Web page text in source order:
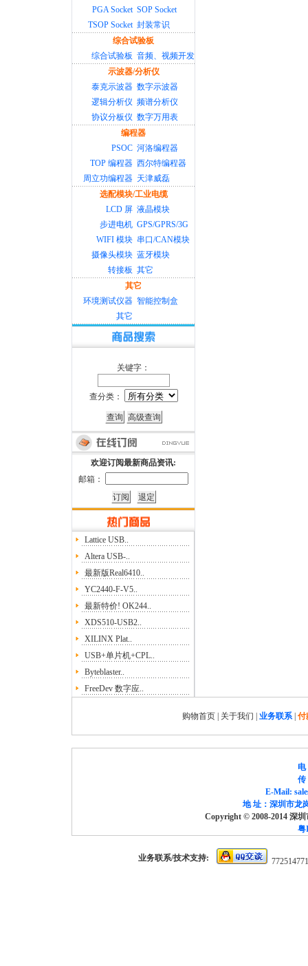
PGA Socket SOP Socket
TSOP Socket 封装常识
综合试验板
综合试验板 音频、视频开发
示波器/分析仪
泰克示波器 数字示波器
逻辑分析仪 频谱分析仪
协议分板仪 数字万用表
编程器
PSOC 河洛编程器
TOP 编程器 西尔特编程器
周立功编程器 天津威磊
选配模块/工业电缆
LCD 屏 液晶模块
步进电机 GPS/GPRS/3G
WIFI 模块 串口/CAN模块
摄像头模块 蓝牙模块
转接板 其它
其它
环境测试仪器 智能控制盒
其它
关键字：
查分类：
欢迎订阅最新商品资讯:
邮箱：
Lattice USB..
Altera USB-..
最新版Real6410..
YC2440-F-V5..
最新特价! OK244..
XDS510-USB2..
XILINX Plat..
USB+单片机+CPL..
Byteblaster..
FreeDev 数字应..
购物首页 关于我们 业务联系| 付
电
传
E-Mail:
地 址：深圳市龙
Copyright © 2008-2014 深
粤
业务联系/技术支持: 772514771